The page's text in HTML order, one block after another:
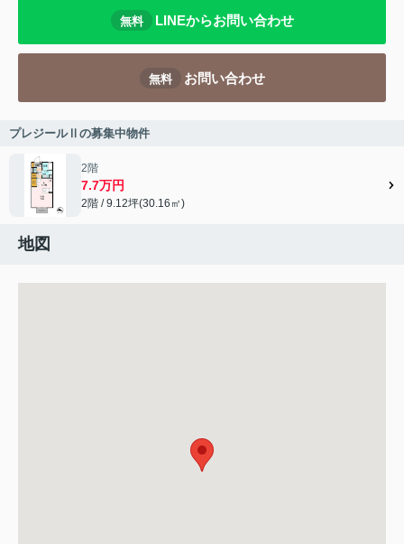
無料 LINEからお問い合わせ
無料 お問い合わせ
プレジールⅡの募集中物件
2階
7.7万円
2階 / 9.12坪(30.16㎡)
地図